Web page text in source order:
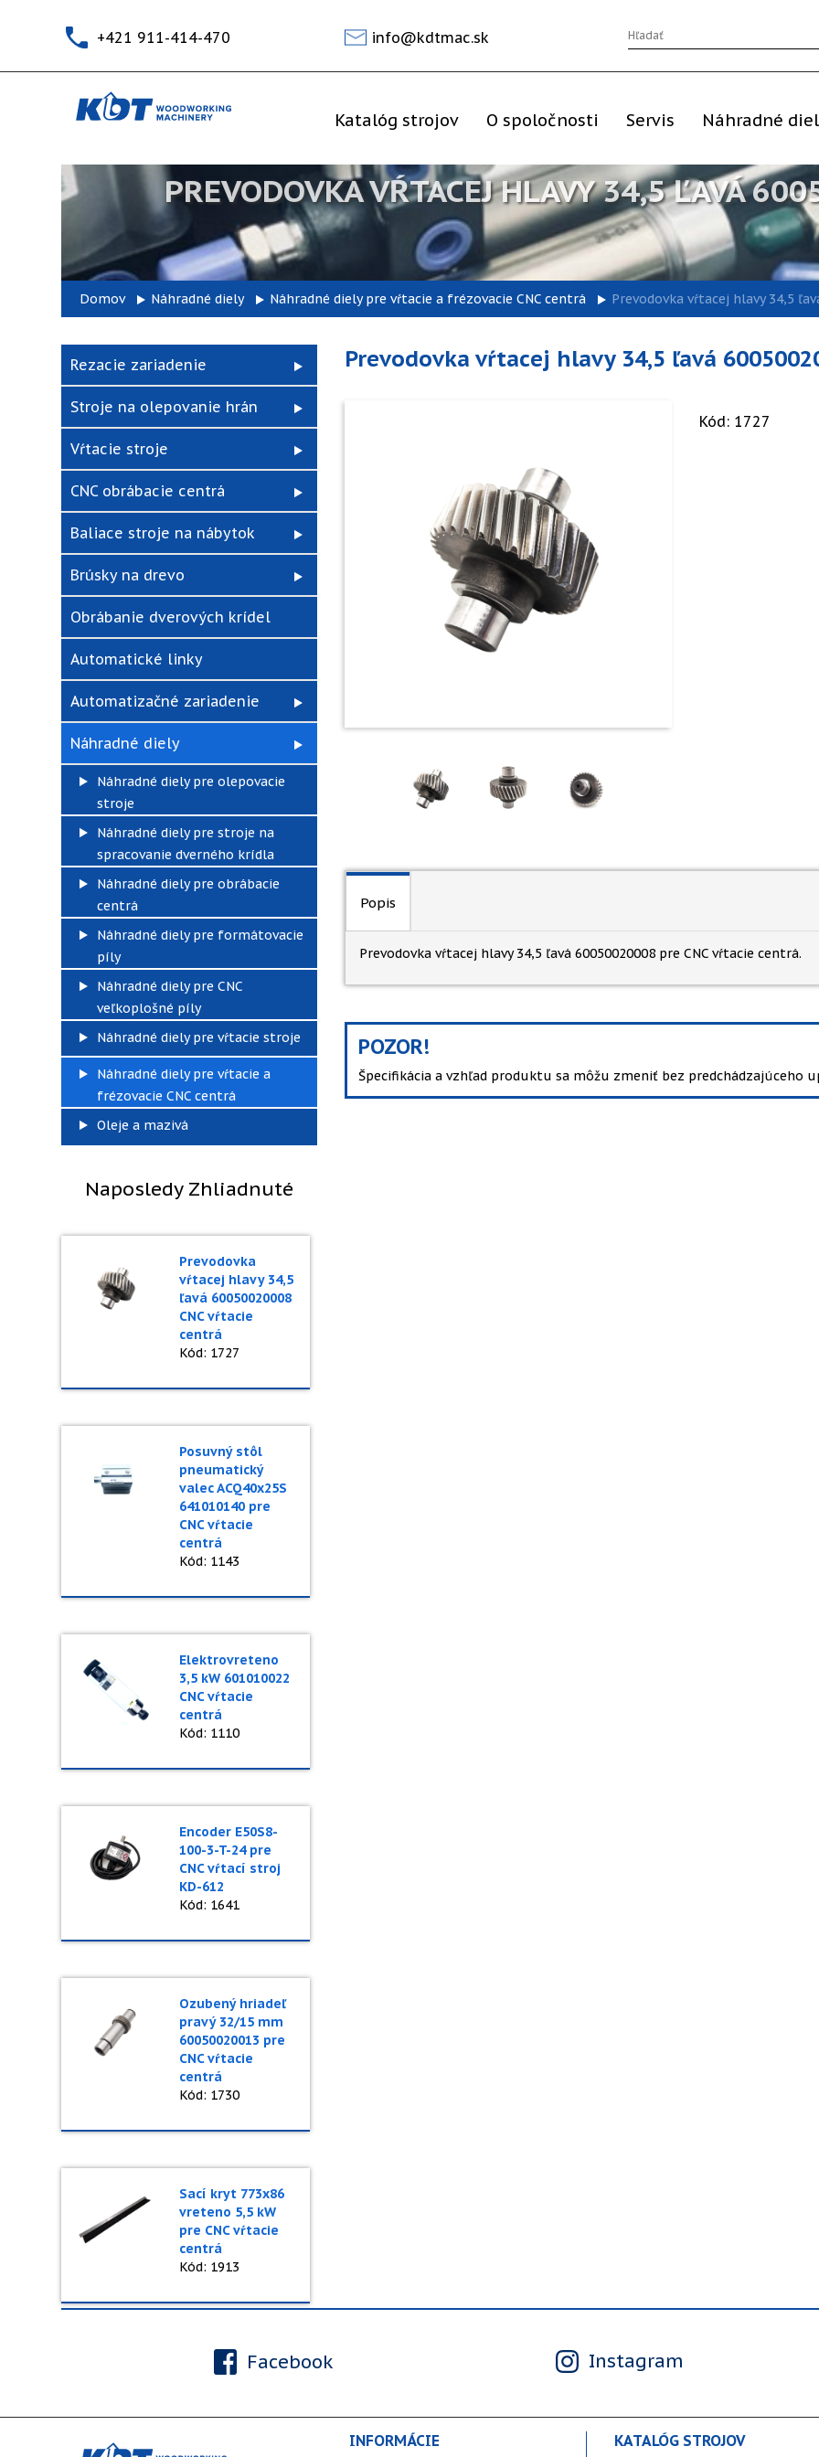
+421 911-414-470 info@kdtmac.sk
Katalóg strojov O spoločnosti Servis Náhradné
PREVODOVKA VŔTACEJ HLAVY 34,5 ĽAVÁ
Domov Náhradné diely Náhradné diely pre vŕtacie a frézovacie CNC centrá Prevodovka vŕtacej hlavy 34,5
Rezacie zariadenie
Stroje na olepovanie hrán
Vŕtacie stroje
CNC obrábacie centrá
Baliace stroje na nábytok
Brúsky na drevo
Obrábanie dverových krídel
Automatické linky
Automatizačné zariadenie
Náhradné diely
Náhradné diely pre olepovacie
stroje
Náhradné diely pre stroje na
spracovanie dverného krídla
Náhradné diely pre obrábacie
centrá
Náhradné diely pre formátovacie
píly
Náhradné diely pre CNC
veľkoplošné píly
Náhradné diely pre vŕtacie stroje
Náhradné diely pre vŕtacie a
frézovacie CNC centrá
Oleje a mazivá
Naposledy Zhliadnuté
Prevodovka
vŕtacej hlavy 34,5
ľavá 60050020008
CNC vŕtacie
centrá
Kód: 1727
Posuvný stôl
pneumatický
valec ACQ40x25S
641010140 pre
CNC vŕtacie
centrá
Kód: 1143
Elektrovreteno
3,5 kW 601010022
CNC vŕtacie
centrá
Kód: 1110
Encoder E50S8-
100-3-T-24 pre
CNC vŕtací stroj
KD-612
Kód: 1641
Ozubený hriadeľ
pravý 32/15 mm
60050020013 pre
CNC vŕtacie
centrá
Kód: 1730
Sací kryt 773x86
vreteno 5,5 kW
pre CNC vŕtacie
centrá
Kód: 1913
Prevodovka vŕtacej hlavy 34,5 ľavá
Kód: 1727
Popis
Prevodovka vŕtacej hlavy 34,5 ľavá 60050020008 pre CNC vŕtacie centrá.
POZOR!
Špecifikácia a vzhľad produktu sa môžu zmeniť bez predchádzajúceho
Facebook Instagram
INFORMÁCIE KATALÓG STROJOV